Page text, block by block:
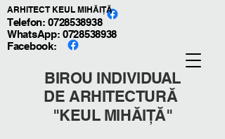
BIROU INDIVIDUAL
DE ARHITECTURĂ
"KEUL MIHĂIȚĂ"
Telefon: 0728538938
WhatsApp: 0728538938
Facebook:
ARHITECT KEUL MIHĂIȚĂ